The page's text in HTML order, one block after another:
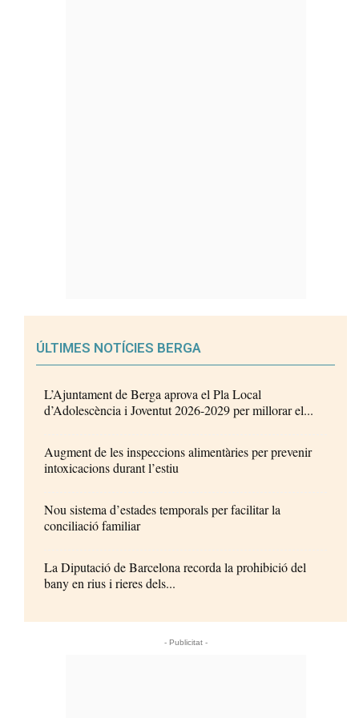
ÚLTIMES NOTÍCIES BERGA
L’Ajuntament de Berga aprova el Pla Local
d’Adolescència i Joventut 2026-2029 per millorar el...
Augment de les inspeccions alimentàries per prevenir
intoxicacions durant l’estiu
Nou sistema d’estades temporals per facilitar la
conciliació familiar
La Diputació de Barcelona recorda la prohibició del
bany en rius i rieres dels...
- Publicitat -